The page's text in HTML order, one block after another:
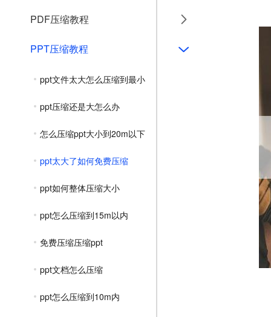
PDF压缩教程
PPT压缩教程
ppt文件太大怎么压缩到最小
ppt压缩还是大怎么办
怎么压缩ppt大小到20m以下
ppt太大了如何免费压缩
ppt如何整体压缩大小
ppt怎么压缩到15m以内
免费压缩压缩ppt
ppt文档怎么压缩
ppt怎么压缩到10m内